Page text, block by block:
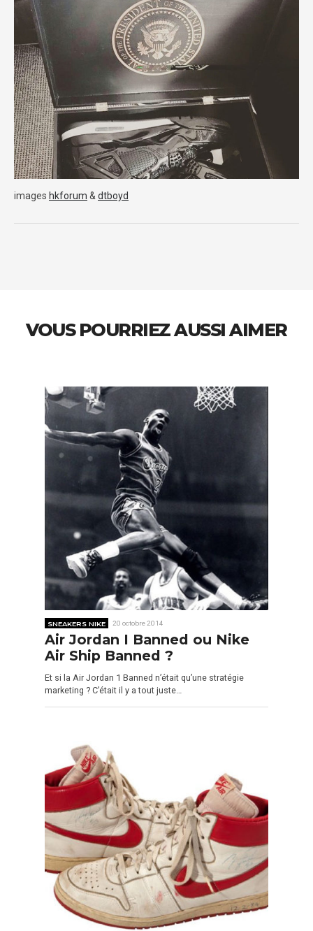
images hkforum & dtboyd
VOUS POURRIEZ AUSSI AIMER
SNEAKERS NIKE 20 octobre 2014
Air Jordan I Banned ou Nike
Air Ship Banned ?
Et si la Air Jordan 1 Banned n’était qu’une stratégie
marketing ? C’était il y a tout juste…